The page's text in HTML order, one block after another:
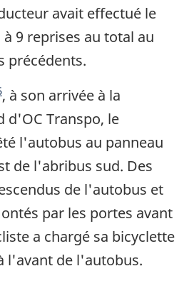
avait effectué le
9 reprises au total au
précédents.
, à son arrivée à la
d'OC Transpo, le
l'autobus au panneau
de l'abribus sud. Des
de l'autobus et
par les portes avant
a chargé sa bicyclette
l'avant de l'autobus.